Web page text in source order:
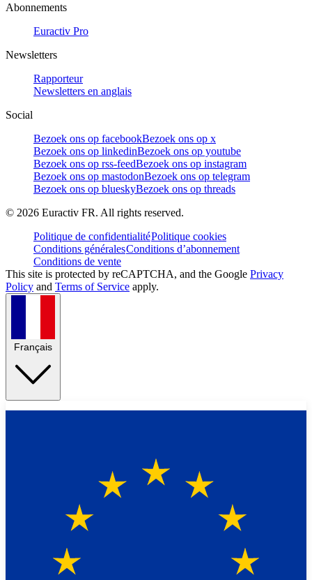
Abonnements
Euractiv Pro
Newsletters
Rapporteur
Newsletters en anglais
Social
Bezoek ons op facebookBezoek ons op x
Bezoek ons op linkedinBezoek ons op youtube
Bezoek ons op rss-feedBezoek ons op instagram
Bezoek ons op mastodonBezoek ons op telegram
Bezoek ons op blueskyBezoek ons op threads
© 2026 Euractiv FR. All rights reserved.
Politique de confidentialitéPolitique cookies
Conditions généralesConditions d’abonnement
Conditions de vente
This site is protected by reCAPTCHA, and the Google Privacy
Policy and Terms of Service apply.
Français